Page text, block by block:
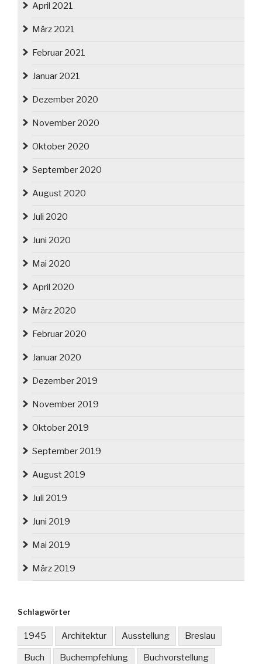
April 2021
März 2021
Februar 2021
Januar 2021
Dezember 2020
November 2020
Oktober 2020
September 2020
August 2020
Juli 2020
Juni 2020
Mai 2020
April 2020
März 2020
Februar 2020
Januar 2020
Dezember 2019
November 2019
Oktober 2019
September 2019
August 2019
Juli 2019
Juni 2019
Mai 2019
März 2019
Schlagwörter
1945 Architektur Ausstellung Breslau
Buch Buchempfehlung Buchvorstellung